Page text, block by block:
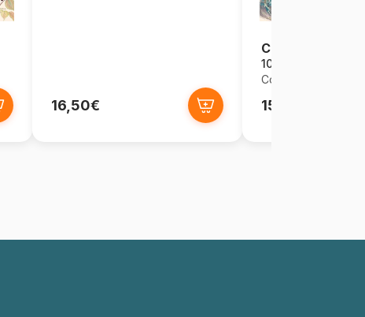
16,50€
Country Diary -
1000 pièces
Cobble Hill
15,68€